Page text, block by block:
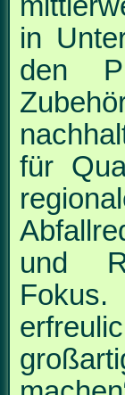
in
den
für
und